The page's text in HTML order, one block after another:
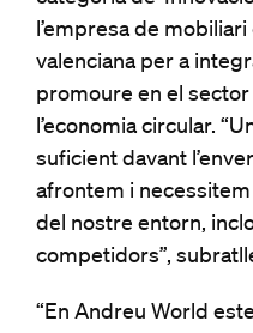
l’empresa de
valenciana per a
promoure en el
l’economia circular.
suficient davant
afrontem i
del nostre entorn,
competidors”,
“En Andreu World